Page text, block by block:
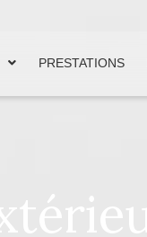
PRESTATIONS